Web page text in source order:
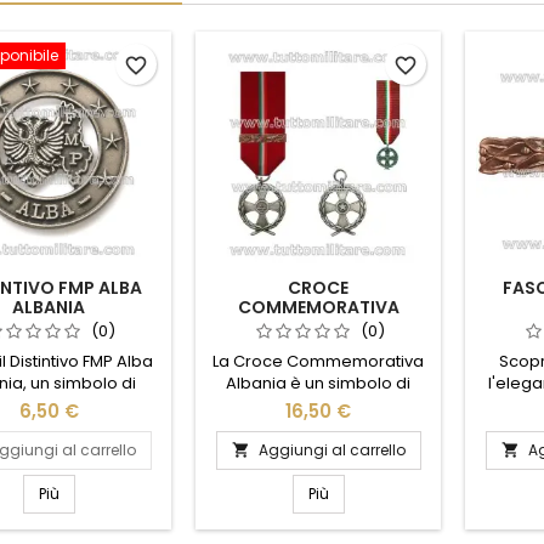
FMP ALBA
ALBANIA
(0)
Distintivo FMP Alba
un simbolo di
e orgoglio.
con materiali di
qualità, questo
è perfetto per chi
portare con sé un
di storia e cultura
Il suo design
6,50 €
al carrello
Più
favorite_border
CROCE
COMMEMORATIVA
ALBANIA (0)
La Croce Commemorativa
Albania è un simbolo di
onore e memoria, perfetta
per chi desidera rendere
omaggio a momenti storici
significativi. Realizzata con
materiali di alta qualità,
questa croce unisce
eleganza e significato in un
16,50 €
 Aggiungi al carrello
Più
favorite_border
per
tenuta
